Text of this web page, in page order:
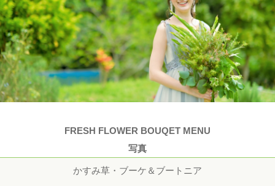
FRESH FLOWER BOUQET MENU
写真
かすみ草・ブーケ＆ブートニア